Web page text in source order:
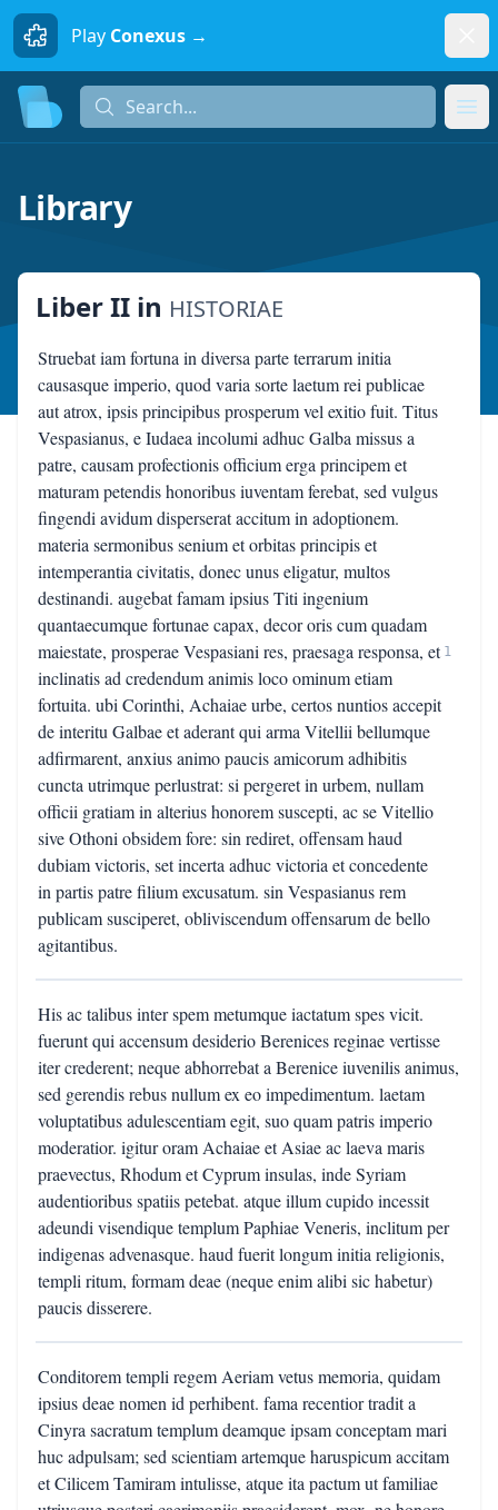
Play Conexus →
Search...
Library
Liber II in HISTORIAE
Struebat iam fortuna in diversa parte terrarum initia
causasque imperio, quod varia sorte laetum rei publicae
aut atrox, ipsis principibus prosperum vel exitio fuit. Titus
Vespasianus, e Iudaea incolumi adhuc Galba missus a
patre, causam profectionis officium erga principem et
maturam petendis honoribus iuventam ferebat, sed vulgus
fingendi avidum disperserat accitum in adoptionem.
materia sermonibus senium et orbitas principis et
intemperantia civitatis, donec unus eligatur, multos
destinandi. augebat famam ipsius Titi ingenium
quantaecumque fortunae capax, decor oris cum quadam
maiestate, prosperae Vespasiani res, praesaga responsa, et
inclinatis ad credendum animis loco ominum etiam
fortuita. ubi Corinthi, Achaiae urbe, certos nuntios accepit
de interitu Galbae et aderant qui arma Vitellii bellumque
adfirmarent, anxius animo paucis amicorum adhibitis
cuncta utrimque perlustrat: si pergeret in urbem, nullam
officii gratiam in alterius honorem suscepti, ac se Vitellio
sive Othoni obsidem fore: sin rediret, offensam haud
dubiam victoris, set incerta adhuc victoria et concedente
in partis patre filium excusatum. sin Vespasianus rem
publicam susciperet, obliviscendum offensarum de bello
agitantibus.
1
His ac talibus inter spem metumque iactatum spes vicit.
fuerunt qui accensum desiderio Berenices reginae vertisse
iter crederent; neque abhorrebat a Berenice iuvenilis animus,
sed gerendis rebus nullum ex eo impedimentum. laetam
voluptatibus adulescentiam egit, suo quam patris imperio
moderatior. igitur oram Achaiae et Asiae ac laeva maris
praevectus, Rhodum et Cyprum insulas, inde Syriam
audentioribus spatiis petebat. atque illum cupido incessit
adeundi visendique templum Paphiae Veneris, inclitum per
indigenas advenasque. haud fuerit longum initia religionis,
templi ritum, formam deae (neque enim alibi sic habetur)
paucis disserere.
Conditorem templi regem Aeriam vetus memoria, quidam
ipsius deae nomen id perhibent. fama recentior tradit a
Cinyra sacratum templum deamque ipsam conceptam mari
huc adpulsam; sed scientiam artemque haruspicum accitam
et Cilicem Tamiram intulisse, atque ita pactum ut familiae